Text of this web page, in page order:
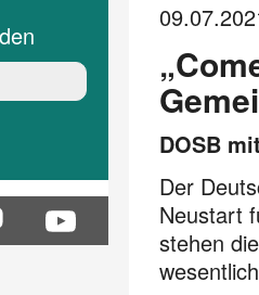
DOSB
Der
Neustart
stehen